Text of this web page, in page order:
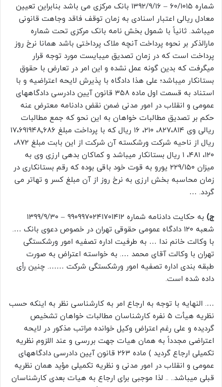
شماره ۶۰/۱۰۱۵ – ۱۳۹۲/۹/۱۶ بانک مرکزی می باشد بنابراین تعیین
معادل ریالی اعتبار اسنادی به زمان توقف فاقد وجاهت قانونی
میباشد. ثانیاً با شمول بخش نامه بانک مرکزی تحت شماره
مارالذکر بر نحوه پرداخت آنچه ملاک پرداختی باشد همانا نرخ روز
پرداخت است که در زمان تصدیق میبایست مورد توجه قرار
میگرفت که بدین گونه عمل نشده و این امر در تعارض با حقوق
بستانکار میباشد؛ علی هذا دادگاه با پذیرش لایحه اعتراضیه و با
استناد به قسمت اول ماده ۳۵۸ قانون آیین دادرسی دادگاههای
عمومی و انقلاب در امور مدنی ضمن نقض دادنامه معترض عنه
حکم بر تصدیق مطالبات خواهان به این نحو که جمع مطالبات
ریالی وی ۸۲۷،۸۱۴، ۲۱۰، ۱۶ ریال که با پرداخت مبلغ ۱۷،۶۹۱۹۴۸٬۶۸۶
ریال از ناحیه شرکت ورشکسته آن شرکت از این بابت مبلغ ۸۷۲،
۱۲۰، ۴۸۱، ۱ ریال بستانکار میباشد و کماکان بدهی ارزی وی به
میزان ۲۲۹/۱۵۰ یورو به قوت خود باقی بوده که رقم بستانکاری در
زمان محاسبه بخش ارزی به نرخ روز از آن مبلغ کسر و تهاتر می
گردد. …
ج)
به حکایت دادنامه شماره ۹۹۰۹۹۷۰۲۴۱۷۰۱۴۱۲ – ۱۳۹۹/۹/۳۰
شعبه ۱۲۰ دادگاه عمومی حقوقی تهران در خصوص دعوی بانک ….
با وکالت خانم ندا … به طرفیت اداره تصفیه امور ورشکستگی
تهران با وکالت آقای محمد …. به خواسته اعتراض به صورت
طبقه بندی اداره تصفیه امور ورشکستگی شرکت ……. چنین رأی
داده شده است.
…. النهایه با توجه به ارجاع امر به کارشناسی نظر به اینکه حسب
نظریه هیأت ۵ نفره کارشناسان مطالبات خواهان تشخیص
گردیده و علی رغم اعتراض وکیل خوانده مراتب مذکور در لایحه
اعتراضی مجدداً به همان هیات جهت بررسی و عند اللزوم نظریه
تکمیلی ارجاع گردید ) ماده ۲۶۳ قانون آیین دادرسی دادگاههای
عمومی و انقلاب در امور مدنی و نظریه تکمیلی مؤید همان نظریه
قبلی میباشد.. .. لذا موجبی برای ارجاع به هیات بعدی کارشناسان